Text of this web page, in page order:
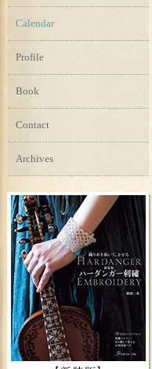
Calendar
Profile
Book
Contact
Archives